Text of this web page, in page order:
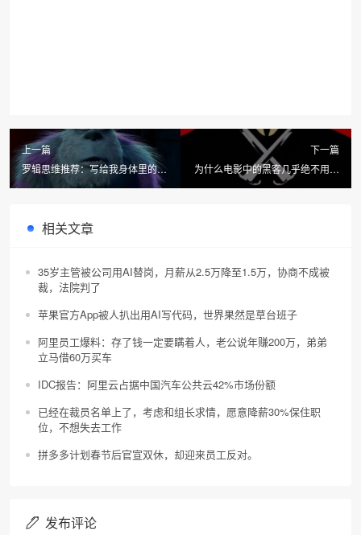
上一篇
罗辑思维推荐：写给我身体里的大
毛怪
下一篇
为什么电影中的黑客几乎绝不用鼠
相关文章
35岁主管被公司用AI替岗，月薪从2.5万降至1.5万，协商不成被
裁，法院判了
苹果官方App被人扒出用AI写代码，世界果然是草台班子
阿里员工爆料：存了钱一定要瞒着人，老公说年赚200万，弟弟
立马借60万买车
IDC报告：阿里云占据中国汽车公共云42%市场份额
已经在裁员名单上了，考虑和组长求情，愿意降薪30%保住职
位，不想失去工作
拼多多计划春节后官宣双休，却迎来员工反对。
发布评论